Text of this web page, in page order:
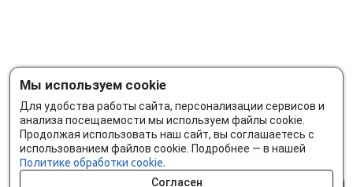
Мы используем cookie
Для удобства работы сайта, персонализации сервисов и
анализа посещаемости мы используем файлы cookie.
Продолжая использовать наш сайт, вы соглашаетесь с
использованием файлов cookie. Подробнее — в нашей
Политике обработки cookie.
Согласен